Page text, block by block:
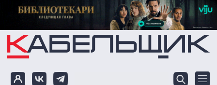
Перейти к основному содержанию